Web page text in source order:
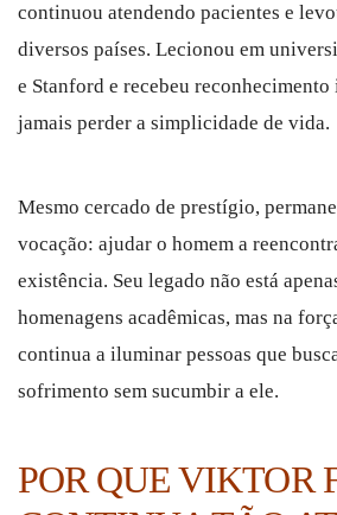
continuou atendendo pacientes e
diversos países. Lecionou em
e Stanford e recebeu
jamais perder a simplicidade de vida.
Mesmo cercado de prestígio,
vocação: ajudar o homem a
existência. Seu legado não está
homenagens acadêmicas, mas na
continua a iluminar pessoas que
sofrimento sem sucumbir a ele.
POR QUE VIKTOR